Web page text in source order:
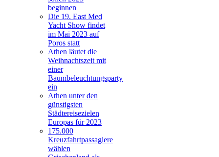
beginnen
Die 19. East Med
Yacht Show findet
im Mai 2023 auf
Poros statt
Athen läutet die
Weihnachtszeit mit
einer
Baumbeleuchtungsparty
ein
Athen unter den
günstigsten
Städtereisezielen
Europas für 2023
175.000
Kreuzfahrtpassagiere
wählen